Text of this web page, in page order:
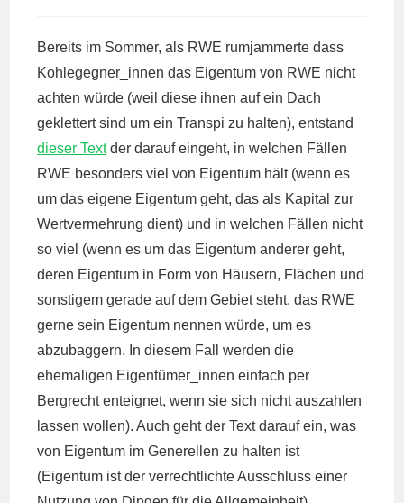
Bereits im Sommer, als RWE rumjammerte dass
Kohlegegner_innen das Eigentum von RWE nicht
achten würde (weil diese ihnen auf ein Dach
geklettert sind um ein Transpi zu halten), entstand
dieser Textder darauf eingeht, in welchen Fällen
RWE besonders viel von Eigentum hält (wenn es
um das eigene Eigentum geht, das als Kapital zur
Wertvermehrung dient) und in welchen Fällen nicht
so viel (wenn es um das Eigentum anderer geht,
deren Eigentum in Form von Häusern, Flächen und
sonstigem gerade auf dem Gebiet steht, das RWE
gerne sein Eigentum nennen würde, um es
abzubaggern. In diesem Fall werden die
ehemaligen Eigentümer_innen einfach per
Bergrecht enteignet, wenn sie sich nicht auszahlen
lassen wollen). Auch geht der Text darauf ein, was
von Eigentum im Generellen zu halten ist
(Eigentum ist der verrechtlichte Ausschluss einer